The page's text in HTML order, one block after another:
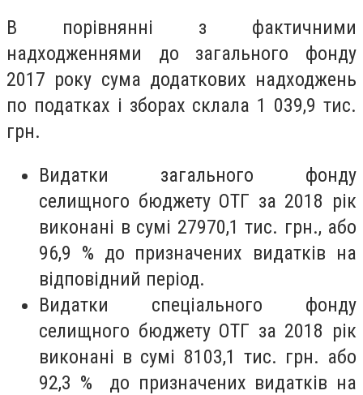
В порівнянні з фактичними
надходженнями до загального фонду
2017 року сума додаткових надходжень
по податках і зборах склала 1 039,9 тис.
грн.
Видатки загального фонду
селищного бюджету ОТГ за 2018 рік
виконані в сумі 27970,1 тис. грн., або
96,9 % до призначених видатків на
відповідний період.
Видатки спеціального фонду
селищного бюджету ОТГ за 2018 рік
виконані в сумі 8103,1 тис. грн. або
92,3 % до призначених видатків на